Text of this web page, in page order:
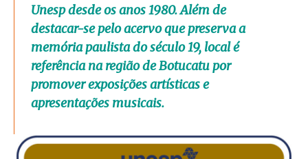
Unesp desde os anos 1980. Além de
destacar-se pelo acervo que preserva a
memória paulista do século 19, local é
referência na região de Botucatu por
promover exposições artísticas e
apresentações musicais.